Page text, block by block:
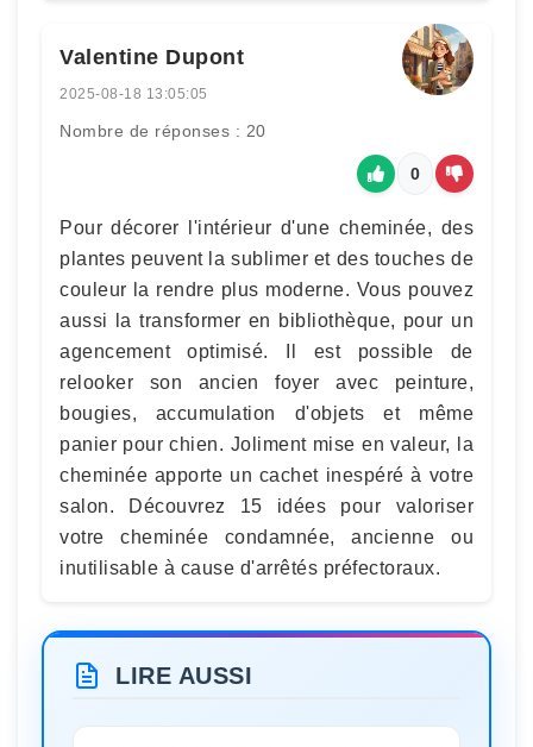
Valentine Dupont
2025-08-18 13:05:05
Nombre de réponses : 20
0
Pour décorer l'intérieur d'une cheminée, des
plantes peuvent la sublimer et des touches de
couleur la rendre plus moderne. Vous pouvez
aussi la transformer en bibliothèque, pour un
agencement optimisé. Il est possible de
relooker son ancien foyer avec peinture,
bougies, accumulation d'objets et même
panier pour chien. Joliment mise en valeur, la
cheminée apporte un cachet inespéré à votre
salon. Découvrez 15 idées pour valoriser
votre cheminée condamnée, ancienne ou
inutilisable à cause d'arrêtés préfectoraux.
LIRE AUSSI